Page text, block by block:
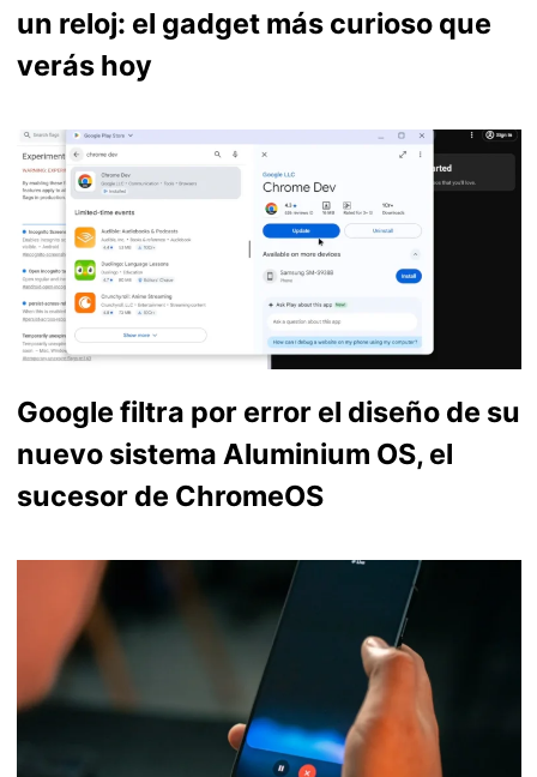
un reloj: el gadget más curioso que
verás hoy
Google filtra por error el diseño de su
nuevo sistema Aluminium OS, el
sucesor de ChromeOS